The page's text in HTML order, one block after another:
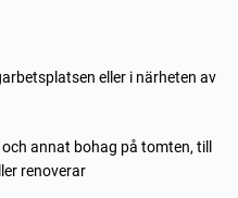
eller i närheten av
annat bohag på tomten, till
renoverar